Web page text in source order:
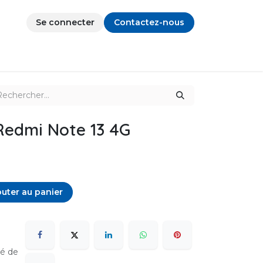
Se connecter Contactez-nous
Note 13 4G
au panier
de